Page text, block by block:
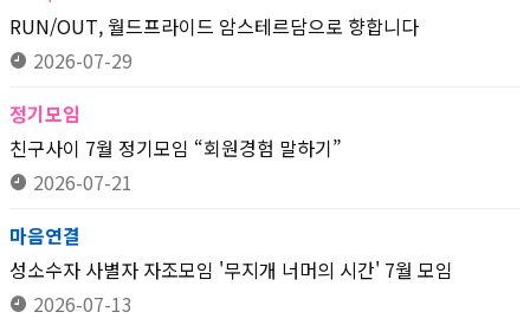
RUN/OUT, 월드프라이드 암스테르담으로 향합니다
2026-07-29
정기모임
친구사이 7월 정기모임 “회원경험 말하기”
2026-07-21
마음연결
성소수자 사별자 자조모임 '무지개 너머의 시간' 7월 모임
2026-07-13